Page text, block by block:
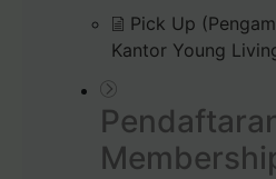
Pick Up
Kantor Young